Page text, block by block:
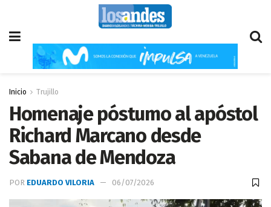
Inicio Trujillo
Homenaje póstumo al apóstol
Richard Marcano desde
Sabana de Mendoza
POR EDUARDO VILORIA 06/07/2026